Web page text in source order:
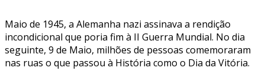
Maio de 1945, a Alemanha nazi assinava a rendição
incondicional que poria fim à II Guerra Mundial. No dia
seguinte, 9 de Maio, milhões de pessoas comemoraram
nas ruas o que passou à História como o Dia da Vitória.